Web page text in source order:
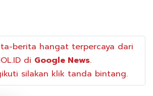
berita hangat terpercaya dari
di Google News.
silakan klik tanda bintang.